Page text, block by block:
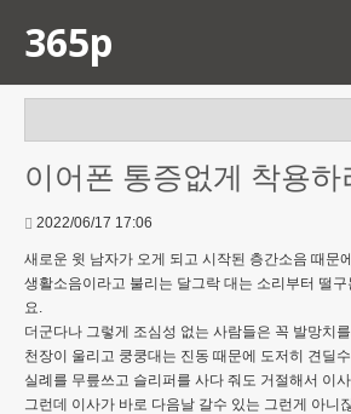
365p
이어폰 통증없게 착용하
2022/06/17 17:06
새로운 윗 남자가 오게 되고 시작된 층간소음 때문
생활소음이라고 불리는 달그락 대는 소리부터 떨
요.
더군다나 그렇게 조심성 없는 사람들은 꼭 발망치
천장이 울리고 쿵쿵대는 진동 때문에 도저히 견딜
실례를 무릎쓰고 슬리퍼를 사다 줘도 거절해서 이
그런데 이사가 바로 다음날 갈수 있는 그런게 아니